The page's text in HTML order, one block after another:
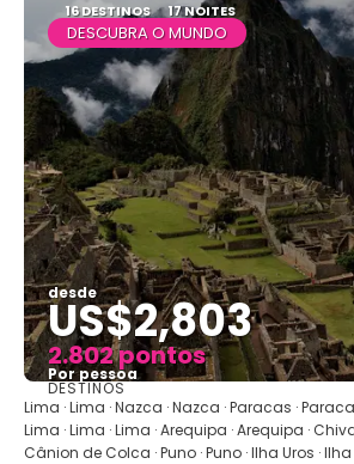
16 DESTINOS 17 NOITES
DESCUBRA O MUNDO
desde
US$2,803
2.802 pontos
Por pessoa
Vejo
DESTINOS
Lima · Lima · Nazca · Nazca · Paracas ·
Lima · Lima · Lima · Arequipa · Arequipa ·
Cânion de Colca · Puno · Puno · Ilha Uros · Ilha